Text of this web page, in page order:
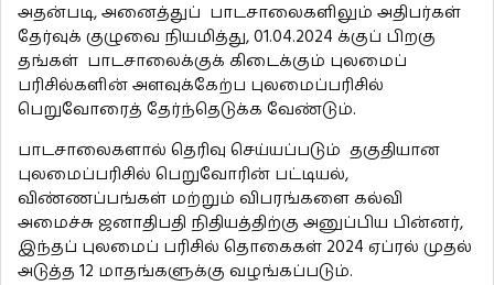
அதன்படி, அனைத்துப் பாடசாலைகளிலும் அதிபர்கள்
தேர்வுக் குழுவை நியமித்து, 01.04.2024 க்குப் பிறகு
தங்கள் பாடசாலைக்குக் கிடைக்கும் புலமைப்
பரிசில்களின் அளவுக்கேற்ப புலமைப்பரிசில்
பெறுவோரைத் தேர்ந்தெடுக்க வேண்டும்.
பாடசாலைகளால் தெரிவு செய்யப்படும் தகுதியான
புலமைப்பரிசில் பெறுவோரின் பட்டியல்,
விண்ணப்பங்கள் மற்றும் விபரங்களை கல்வி
அமைச்சு ஜனாதிபதி நிதியத்திற்கு அனுப்பிய பின்னர்,
இந்தப் புலமைப் பரிசில் தொகைகள் 2024 ஏப்ரல் முதல்
அடுத்த 12 மாதங்களுக்கு வழங்கப்படும்.